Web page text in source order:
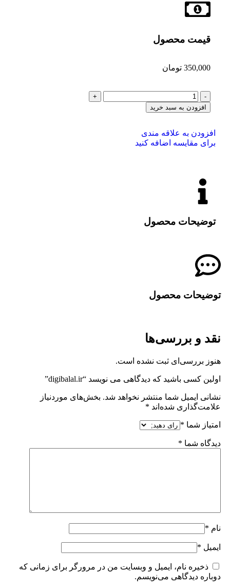
قیمت محصول
350,000 تومان
افزودن به سبد خرید
افزودن به علاقه مندی
برای مقایسه اضافه کنید
توضیحات محصول
توضیحات محصول
نقد و بررسی‌ها
هنوز بررسی‌ای ثبت نشده است.
اولین کسی باشید که دیدگاهی می نویسد “digibalal.ir”
نشانی ایمیل شما منتشر نخواهد شد. بخش‌های موردنیاز
علامت‌گذاری شده‌اند *
امتیاز شما *
دیدگاه شما *
نام *
ایمیل *
ذخیره نام، ایمیل و وبسایت من در مرورگر برای زمانی که
دوباره دیدگاهی می‌نویسم.